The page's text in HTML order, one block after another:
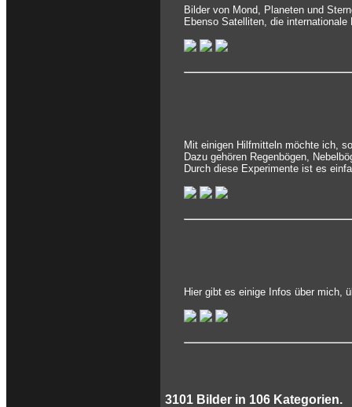
Bilder von Mond, Planeten und
Ebenso Satelliten, die
Mit einigen Hilfmitteln möchte ich,
Dazu gehören Regenbögen,
Durch diese Experimente ist es
Hier gibt es einige Infos über mich,
3101 Bilder in 106 Kategorien.